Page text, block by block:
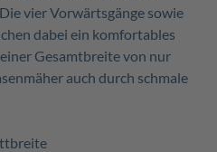
vier Vorwärtsgänge sowie
dabei ein komfortables
Gesamtbreite von nur
auch durch schmale